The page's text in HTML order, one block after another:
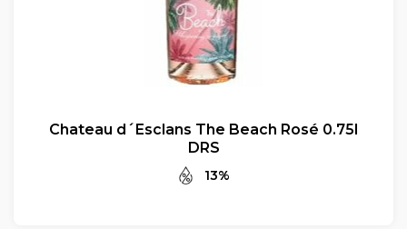
Chateau d´Esclans The Beach Rosé 0.75l
DRS
13%